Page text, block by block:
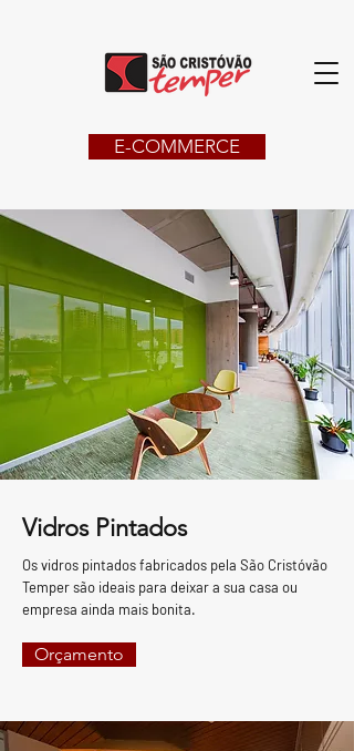
E-COMMERCE
Vidros Pintados
Os vidros pintados fabricados pela São Cristóvão
Temper são ideais para deixar a sua casa ou
empresa ainda mais bonita.
Orçamento